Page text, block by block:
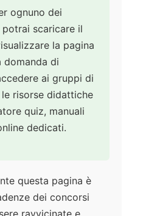
ognuno dei
scaricare il
la pagina
domanda di
ai gruppi di
risorse didattiche
quiz, manuali
dedicati.
questa pagina è
dei concorsi